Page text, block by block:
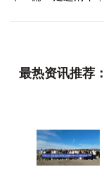
最热资讯推荐：